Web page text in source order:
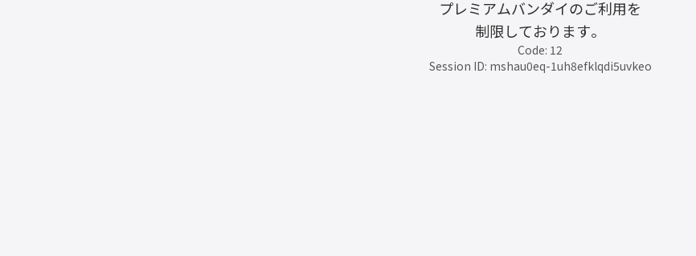
プレミアムバンダイのご利用を
制限しております。
Code: 12
Session ID: mshau0eq-1uh8efklqdi5uvkeo